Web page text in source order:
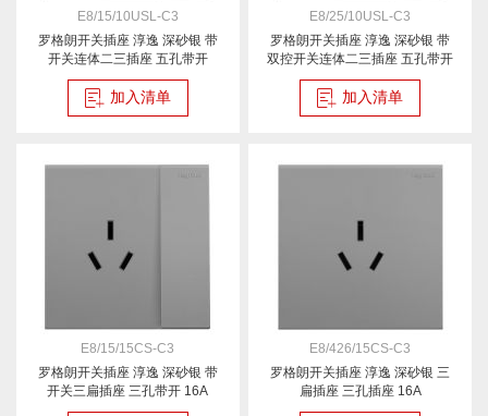
E8/15/10USL-C3
罗格朗开关插座 淳逸 深砂银 带
开关连体二三插座 五孔带开
加入清单
E8/25/10USL-C3
罗格朗开关插座 淳逸 深砂银 带
双控开关连体二三插座 五孔带开
加入清单
E8/15/15CS-C3
罗格朗开关插座 淳逸 深砂银 带
开关三扁插座 三孔带开 16A
E8/426/15CS-C3
罗格朗开关插座 淳逸 深砂银 三
扁插座 三孔插座 16A